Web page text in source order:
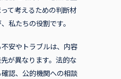
て考えるための判断材
私たちの役割です。
安やトラブルは、内容
が異なります。法的な
認、公的機関への相談